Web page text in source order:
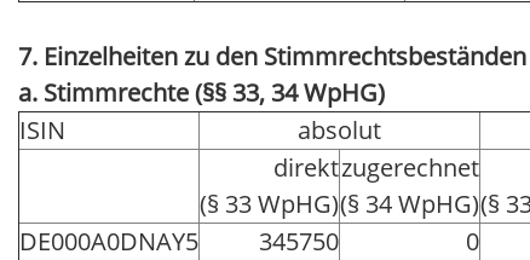
7. Einzelheiten zu den Stimmrechtsbeständen
a. Stimmrechte (§§ 33, 34 WpHG)
ISIN
absolut
direkt
(§ 33 WpHG)
zugerechnet
(§ 34 WpHG)(§
DE000A0DNAY5
345750 0